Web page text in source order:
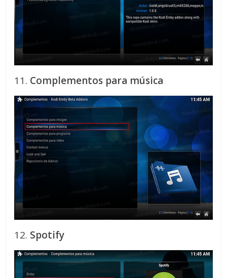
11. Complementos para música
12. Spotify